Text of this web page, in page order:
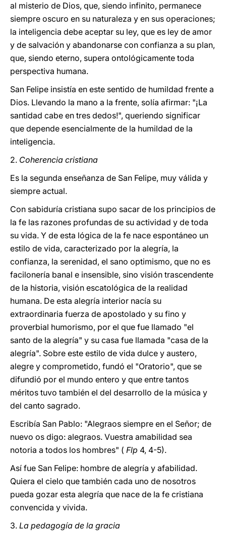
al misterio de Dios, que, siendo infinito, permanece
siempre oscuro en su naturaleza y en sus operaciones;
la inteligencia debe aceptar su ley, que es ley de amor
y de salvación y abandonarse con confianza a su plan,
que, siendo eterno, supera ontológicamente toda
perspectiva humana.
San Felipe insistía en este sentido de humildad frente a
Dios. Llevando la mano a la frente, solía afirmar: "¡La
santidad cabe en tres dedos!", queriendo significar
que depende esencialmente de la humildad de la
inteligencia.
2. Coherencia cristiana
Es la segunda enseñanza de San Felipe, muy válida y
siempre actual.
Con sabiduría cristiana supo sacar de los principios de
la fe las razones profundas de su actividad y de toda
su vida. Y de esta lógica de la fe nace espontáneo un
estilo de vida, caracterizado por la alegría, la
confianza, la serenidad, el sano optimismo, que no es
facilonería banal e insensible, sino visión trascendente
de la historia, visión escatológica de la realidad
humana. De esta alegría interior nacía su
extraordinaria fuerza de apostolado y su fino y
proverbial humorismo, por el que fue llamado "el
santo de la alegría" y su casa fue llamada "casa de la
alegría". Sobre este estilo de vida dulce y austero,
alegre y comprometido, fundó el "Oratorio", que se
difundió por el mundo entero y que entre tantos
méritos tuvo también el del desarrollo de la música y
del canto sagrado.
Escribía San Pablo: "Alegraos siempre en el Señor; de
nuevo os digo: alegraos. Vuestra amabilidad sea
notoria a todos los hombres" ( Flp 4, 4-5).
Así fue San Felipe: hombre de alegría y afabilidad.
Quiera el cielo que también cada uno de nosotros
pueda gozar esta alegría que nace de la fe cristiana
convencida y vivida.
3. La pedagogía de la gracia